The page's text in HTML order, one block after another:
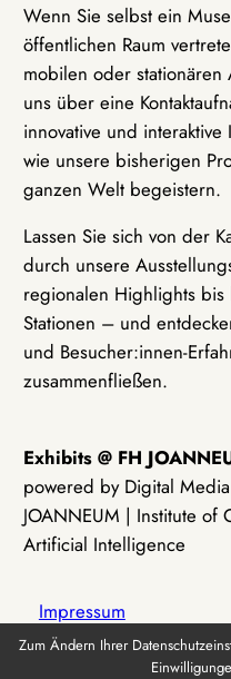
Wenn Sie selbst ein
öffentlichen Raum
mobilen oder
uns über eine
innovative und
wie unsere bisherigen
ganzen Welt begeistern.
Lassen Sie sich von der
durch unsere
regionalen Highlights bis
Stationen – und
und Besucher:innen-
zusammenfließen.
Exhibits @ FH
powered by Digital
JOANNEUM | Institute of
Artificial Intelligence
Impressum
Zum Ändern Ihrer